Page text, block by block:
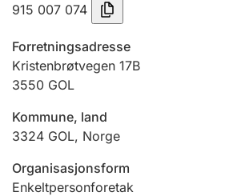
Tinglysing
Jeger
Ektepaktveileder
915 007 074
Forretningsadresse
Kristenbrøtvegen 17B
3550 GOL
Kommune, land
3324 GOL, Norge
Organisasjonsform
Enkeltpersonforetak